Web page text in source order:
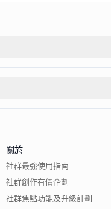
關於
社群最強使用指南
社群創作有價企劃
社群焦點功能及升級計劃